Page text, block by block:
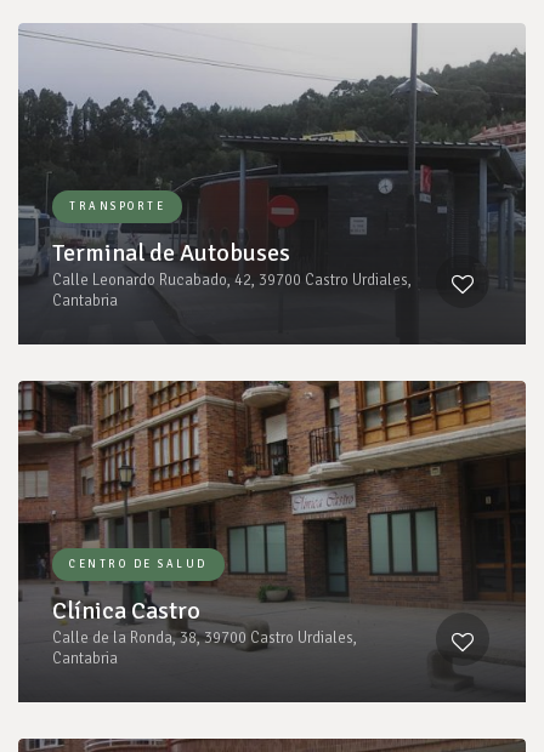
TRANSPORTE
Terminal de Autobuses
Calle Leonardo Rucabado, 42, 39700 Castro Urdiales,
Cantabria
CENTRO DE SALUD
Clínica Castro
Calle de la Ronda, 38, 39700 Castro Urdiales,
Cantabria